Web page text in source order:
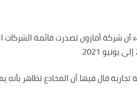
أن شركة أمازون تصدرت قائمة
قال فيها أن المخادع تظاهر بأنه